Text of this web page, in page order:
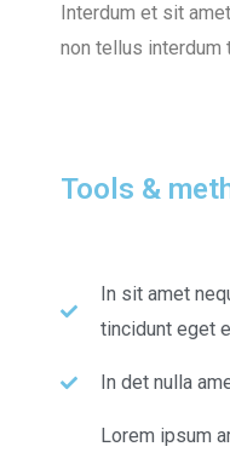
Interdum et sit
non tellus interdum
Tools &
In sit amet
tincidunt eget
In det nulla
Lorem ipsum